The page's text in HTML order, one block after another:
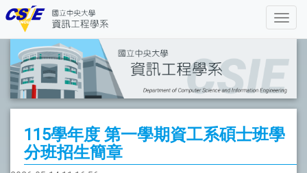
115學年度 第一學期資工系碩士班學
分班招生簡章